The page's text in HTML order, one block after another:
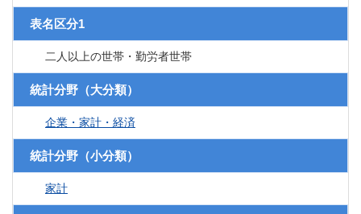
表名区分1
二人以上の世帯・勤労者世帯
統計分野（大分類）
企業・家計・経済
統計分野（小分類）
家計